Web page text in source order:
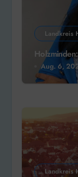
Landkreis
Aug. 6,
Landkreis